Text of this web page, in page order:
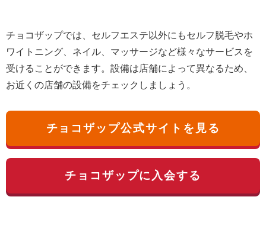
チョコザップでは、セルフエステ以外にもセルフ脱毛やホ
ワイトニング、ネイル、マッサージなど様々なサービスを
受けることができます。設備は店舗によって異なるため、
お近くの店舗の設備をチェックしましょう。
チョコザップ公式サイトを見る
チョコザップに入会する